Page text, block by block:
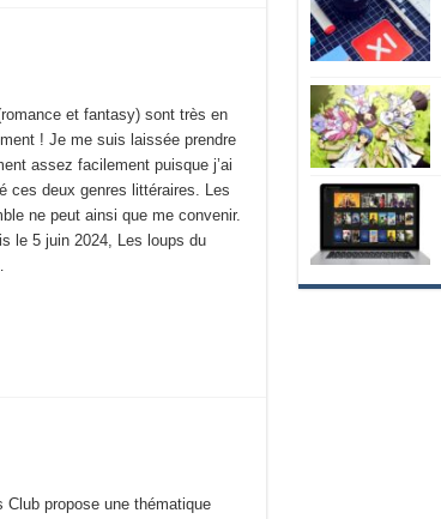
et fantasy) sont très en
! Je me suis laissée prendre
assez facilement puisque j’ai
ces deux genres littéraires. Les
ne peut ainsi que me convenir.
le 5 juin 2024, Les loups du
Club propose une thématique